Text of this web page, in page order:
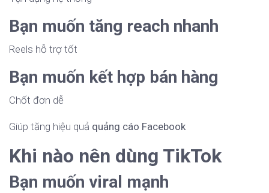
Bạn muốn tăng reach nhanh
Reels hỗ trợ tốt
Bạn muốn kết hợp bán hàng
Chốt đơn dễ
Giúp tăng hiệu quả quảng cáo Facebook
Khi nào nên dùng TikTok
Bạn muốn viral mạnh